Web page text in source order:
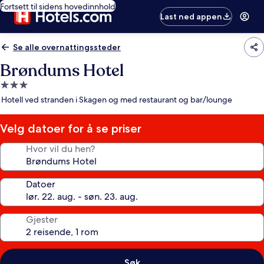
Fortsett til sidens hovedinnhold
Last ned appen
Se alle overnattingssteder
Brøndums Hotel
Overnattingssted
med
stjerner
Hotell ved stranden i Skagen og med restaurant og bar/lounge
Velg datoer for å se priser
Hvor vil du hen?
Datoer
Gjester